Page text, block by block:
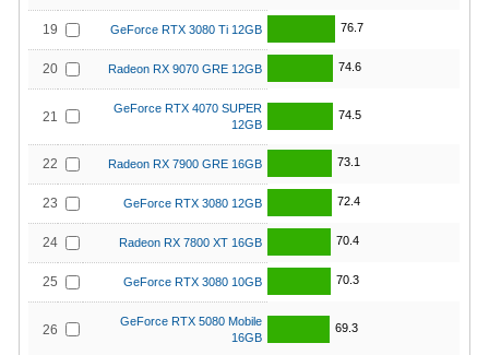
19 GeForce RTX 3080 Ti 12GB 76.7
20 Radeon RX 9070 GRE 12GB 74.6
21
GeForce RTX 4070 SUPER
12GB
74.5
22 Radeon RX 7900 GRE 16GB 73.1
23 GeForce RTX 3080 12GB 72.4
24 Radeon RX 7800 XT 16GB 70.4
25 GeForce RTX 3080 10GB 70.3
26
GeForce RTX 5080 Mobile
16GB
69.3